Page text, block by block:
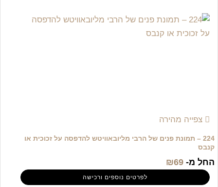
צפייה מהירה
224 – תמונת פנים של הרבי מליובאוויטש להדפסה על זכוכית או
קנבס
החל מ- ₪69
לפרטים נוספים ורכישה